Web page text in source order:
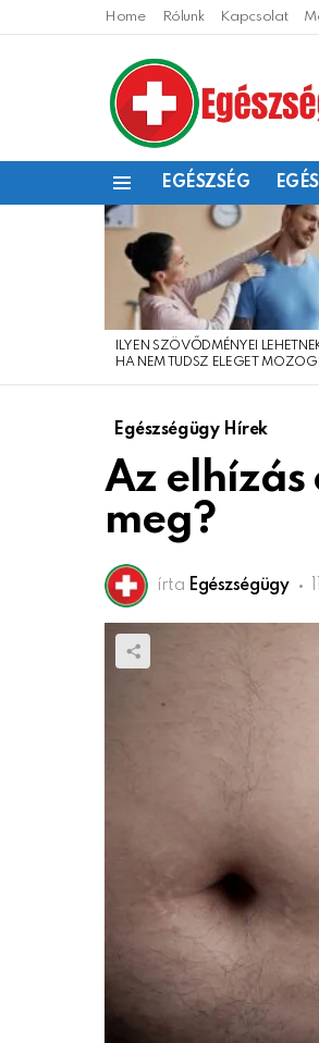
Home Rólunk Kapcsolat
EGÉSZSÉG
LEGFRISSEBB
CIKKEINK
ILYEN SZÖVŐDMÉNYEI
HA NEM TUDSZ ELEGET
Egészségügy Hírek
Az
meg?
írta Egészségügy